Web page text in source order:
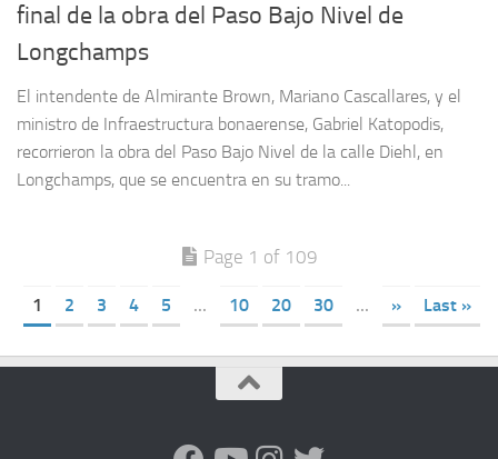
final de la obra del Paso Bajo Nivel de
Longchamps
El intendente de Almirante Brown, Mariano Cascallares, y el
ministro de Infraestructura bonaerense, Gabriel Katopodis,
recorrieron la obra del Paso Bajo Nivel de la calle Diehl, en
Longchamps, que se encuentra en su tramo...
Page 1 of 109
1 2 3 4 5 ... 10 20 30 ... » Last »